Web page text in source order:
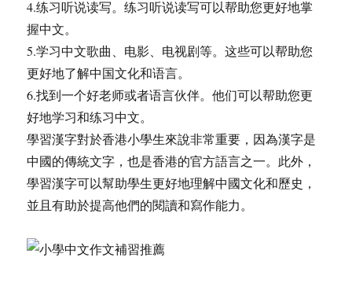
4.练习听说读写。练习听说读写可以帮助您更好地掌
握中文。
5.学习中文歌曲、电影、电视剧等。这些可以帮助您
更好地了解中国文化和语言。
6.找到一个好老师或者语言伙伴。他们可以帮助您更
好地学习和练习中文。
學習漢字對於香港小學生來說非常重要，因為漢字是
中國的傳統文字，也是香港的官方語言之一。此外，
學習漢字可以幫助學生更好地理解中國文化和歷史，
並且有助於提高他們的閱讀和寫作能力。